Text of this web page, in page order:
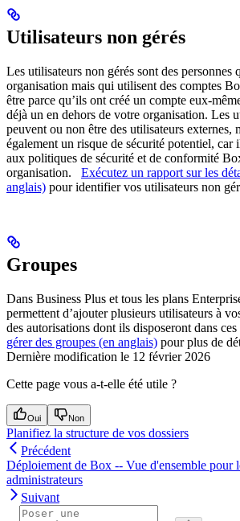
Utilisateurs non gérés
Les utilisateurs non gérés sont des
organisation mais qui utilisent des comptes
être parce qu’ils ont créé un compte eux-
déjà un en dehors de votre organisation. Les
peuvent ou non être des utilisateurs externes,
également un risque de sécurité potentiel, car
aux politiques de sécurité et de conformité
organisation. Exécutez un rapport sur les
anglais) pour identifier vos utilisateurs non
Groupes
Dans Business Plus et tous les plans
permettent d’ajouter plusieurs utilisateurs à
des autorisations dont ils disposeront dans
gérer des groupes (en anglais) pour plus de
Dernière modification le 12 février 2026
Cette page vous a-t-elle été utile ?
Oui Non
Planifiez la structure de vos dossiers
Précédent
Déploiement de Box -- Vue d'ensemble pour
administrateurs
Suivant